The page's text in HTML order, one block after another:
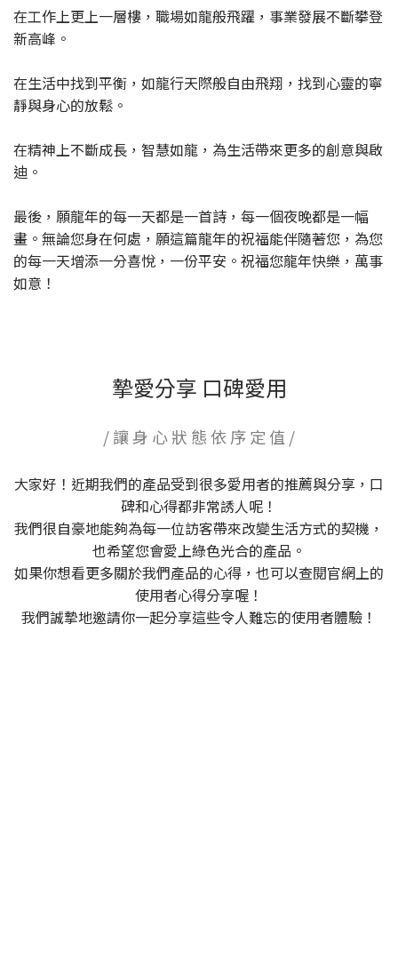
在工作上更上一層樓，職場如龍般飛躍，事業發展不斷攀登
新高峰。
在生活中找到平衡，如龍行天際般自由飛翔，找到心靈的寧
靜與身心的放鬆。
在精神上不斷成長，智慧如龍，為生活帶來更多的創意與啟
迪。
最後，願龍年的每一天都是一首詩，每一個夜晚都是一幅
畫。無論您身在何處，願這篇龍年的祝福能伴隨著您，為您
的每一天增添一分喜悅，一份平安。祝福您龍年快樂，萬事
如意！
摯愛分享 口碑愛用
/ 讓 身 心 狀 態 依 序 定 值 /
大家好！近期我們的產品受到很多愛用者的推薦與分享，口
碑和心得都非常誘人呢！
我們很自豪地能夠為每一位訪客帶來改變生活方式的契機，
也希望您會愛上綠色光合的產品。
如果你想看更多關於我們產品的心得，也可以查閱官網上的
使用者心得分享喔！
我們誠摯地邀請你一起分享這些令人難忘的使用者體驗！